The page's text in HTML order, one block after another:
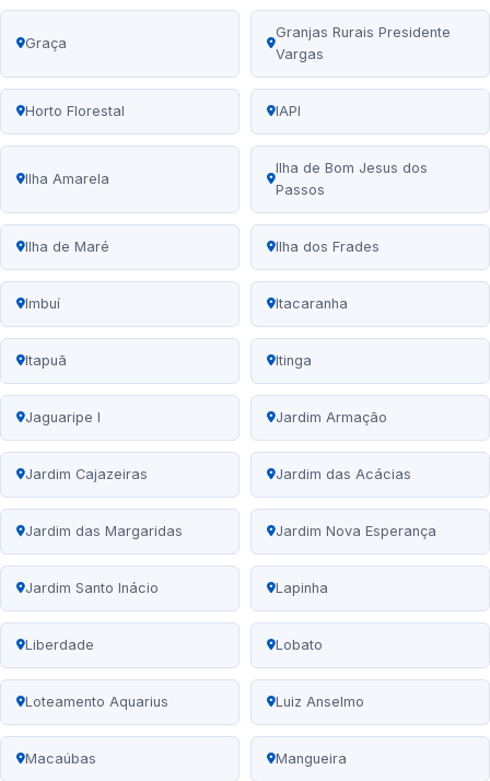
Graça
Granjas Rurais Presidente
Vargas
Horto Florestal IAPI
Ilha Amarela
Ilha de Bom Jesus dos
Passos
Ilha de Maré Ilha dos Frades
Imbuí Itacaranha
Itapuã Itinga
Jaguaripe I Jardim Armação
Jardim Cajazeiras Jardim das Acácias
Jardim das Margaridas Jardim Nova Esperança
Jardim Santo Inácio Lapinha
Liberdade Lobato
Loteamento Aquarius Luiz Anselmo
Macaúbas Mangueira